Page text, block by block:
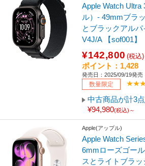
Apple Watch Ultra
ル）- 49mmブラ
とブラックアル
V4J/A 【sof001】
¥142,800 (税込)
ポイント：1,428
発売日：2025/09/19発売
数量限定
中古商品が計3
¥94,980(税込)～
Apple(アップル)
Apple Watch
6mmローズゴー
スとライトブラ